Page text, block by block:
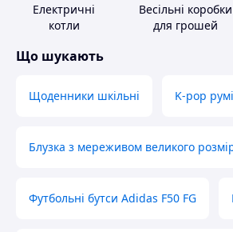
Електричні
котли
Весільні коробки
для грошей
Що шукають
Щоденники шкільні K-pop
Блузка з мереживом великого
Футбольні бутси Adidas F50 FG